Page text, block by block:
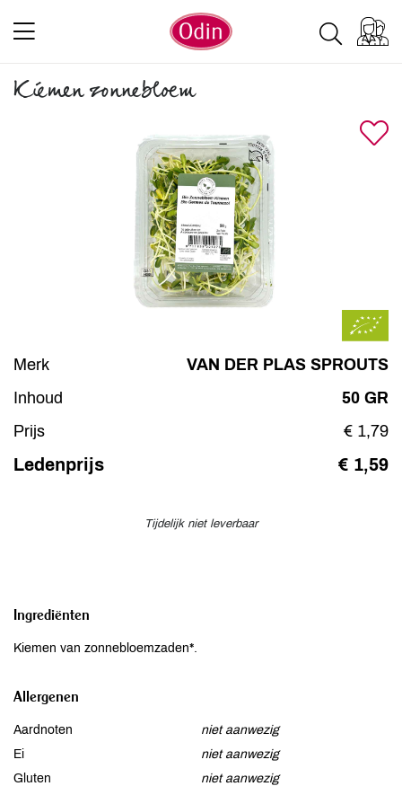
Kiemen zonnebloem
Merk
VAN DER PLAS SPROUTS
Inhoud
50 GR
Prijs
€ 1,79
Ledenprijs € 1,59
Tijdelijk niet leverbaar
Ingrediënten
Kiemen van zonnebloemzaden*.
Allergenen
Aardnoten
niet aanwezig
Ei
niet aanwezig
Gluten
niet aanwezig